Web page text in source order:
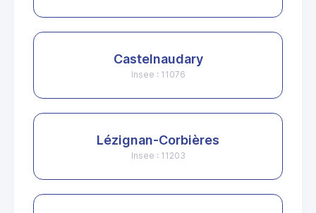
Castelnaudary
Insee : 11076
Lézignan-Corbières
Insee : 11203